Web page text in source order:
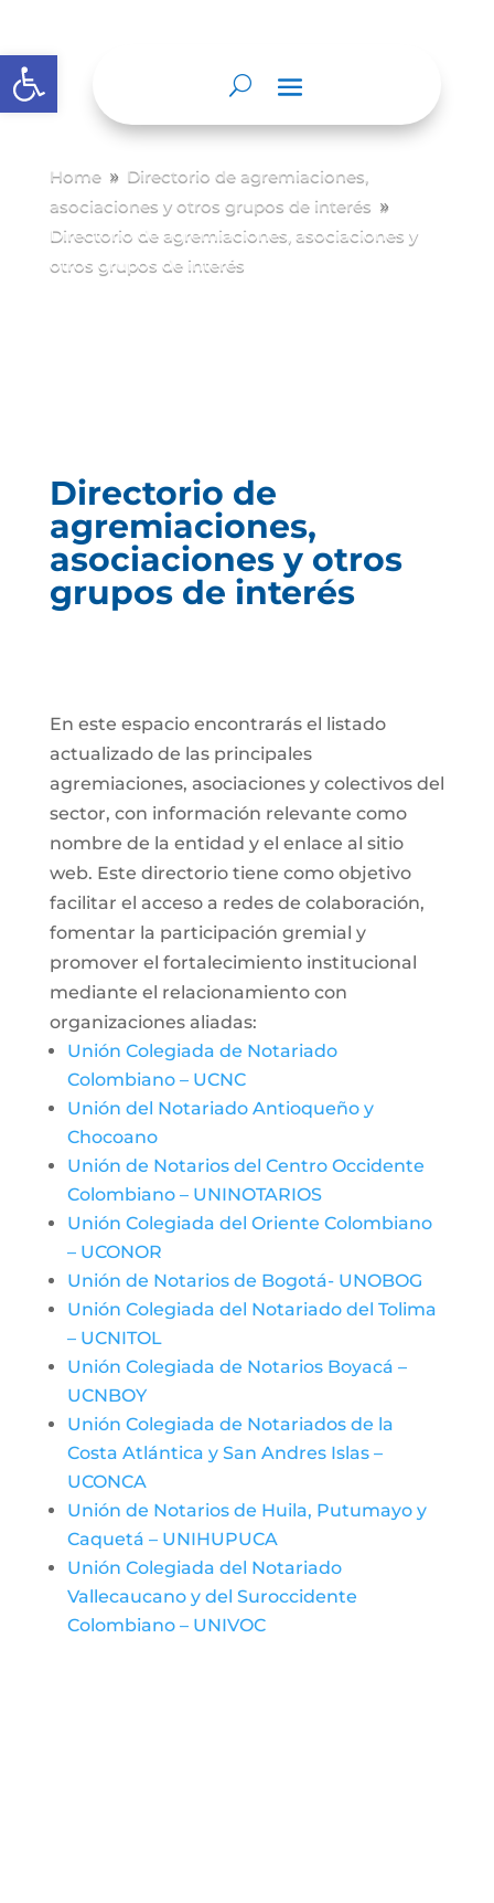
Abrir barra de herramientas
Home 9 Directorio de agremiaciones,
asociaciones y otros grupos de interés 9
Directorio de agremiaciones, asociaciones y
otros grupos de interés
Directorio de
agremiaciones,
asociaciones y otros
grupos de interés
En este espacio encontrarás el listado
actualizado de las principales
agremiaciones, asociaciones y colectivos del
sector, con información relevante como
nombre de la entidad y el enlace al sitio
web. Este directorio tiene como objetivo
facilitar el acceso a redes de colaboración,
fomentar la participación gremial y
promover el fortalecimiento institucional
mediante el relacionamiento con
organizaciones aliadas:
Unión Colegiada de Notariado
Colombiano – UCNC
Unión del Notariado Antioqueño y
Chocoano
Unión de Notarios del Centro Occidente
Colombiano – UNINOTARIOS
Unión Colegiada del Oriente Colombiano
– UCONOR
Unión de Notarios de Bogotá- UNOBOG
Unión Colegiada del Notariado del Tolima
– UCNITOL
Unión Colegiada de Notarios Boyacá –
UCNBOY
Unión Colegiada de Notariados de la
Costa Atlántica y San Andres Islas –
UCONCA
Unión de Notarios de Huila, Putumayo y
Caquetá – UNIHUPUCA
Unión Colegiada del Notariado
Vallecaucano y del Suroccidente
Colombiano – UNIVOC